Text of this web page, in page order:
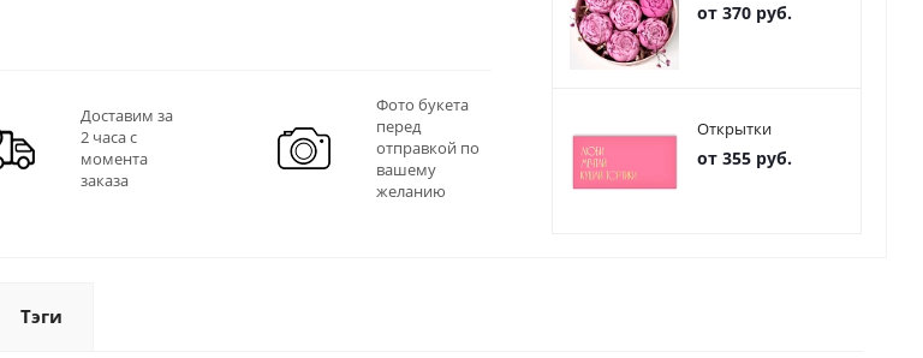
Доставим за
2 часа с
момента
заказа
Фото букета
перед
отправкой по
вашему
желанию
от 370 руб.
Открытки
от 355 руб.
Тэги